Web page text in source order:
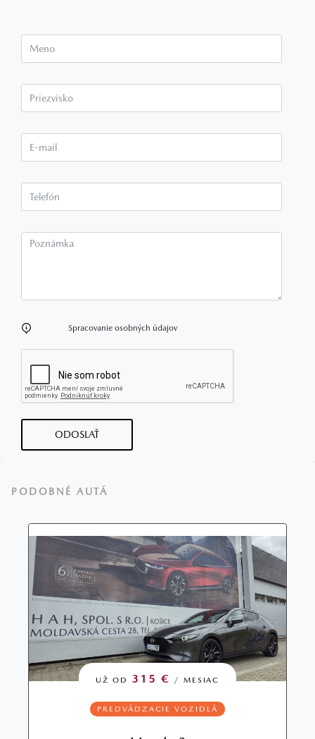
Spracovanie osobných údajov
ODOSLAŤ
PODOBNÉ AUTÁ
UŽ OD 315 € / MESIAC
PREDVÁDZACIE VOZIDLÁ